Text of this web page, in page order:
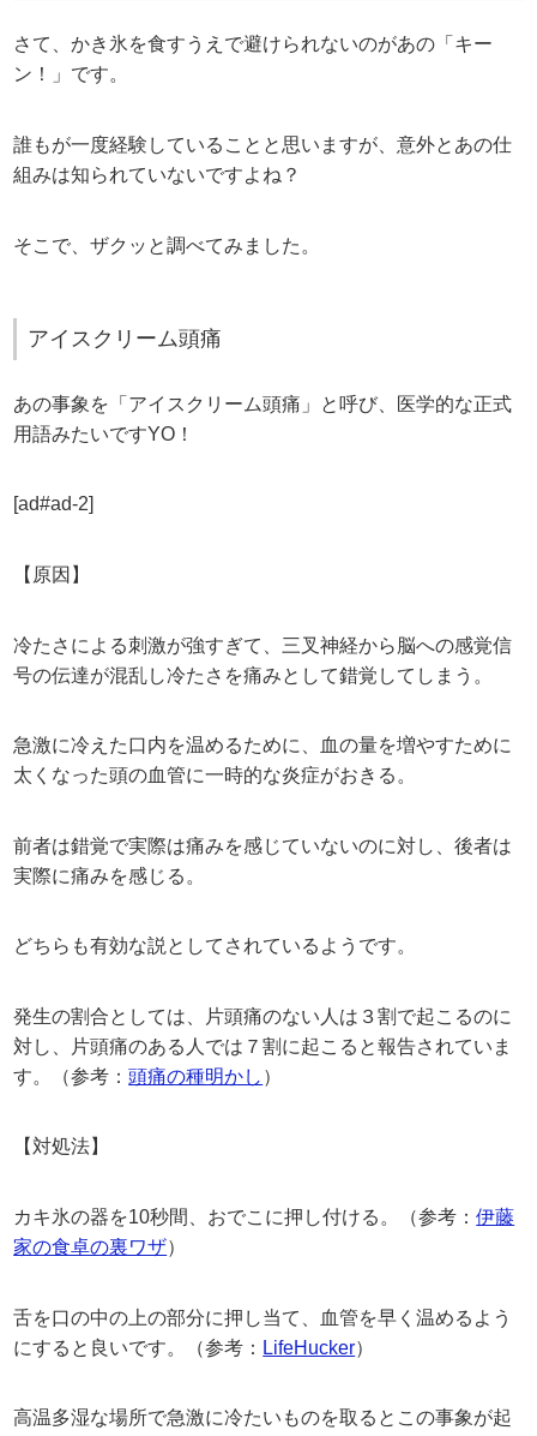
さて、かき氷を食すうえで避けられないのがあの「キー
ン！」です。
誰もが一度経験していることと思いますが、意外とあの仕
組みは知られていないですよね？
そこで、ザクッと調べてみました。
アイスクリーム頭痛
あの事象を「アイスクリーム頭痛」と呼び、医学的な正式
用語みたいですYO！
[ad#ad-2]
【原因】
冷たさによる刺激が強すぎて、三叉神経から脳への感覚信
号の伝達が混乱し冷たさを痛みとして錯覚してしまう。
急激に冷えた口内を温めるために、血の量を増やすために
太くなった頭の血管に一時的な炎症がおきる。
前者は錯覚で実際は痛みを感じていないのに対し、後者は
実際に痛みを感じる。
どちらも有効な説としてされているようです。
発生の割合としては、片頭痛のない人は３割で起こるのに
対し、片頭痛のある人では７割に起こると報告されていま
す。（参考：頭痛の種明かし ）
【対処法】
カキ氷の器を10秒間、おでこに押し付ける。（参考：伊藤
家の食卓の裏ワザ）
舌を口の中の上の部分に押し当て、血管を早く温めるよう
にすると良いです。（参考： LifeHucker）
高温多湿な場所で急激に冷たいものを取るとこの事象が起